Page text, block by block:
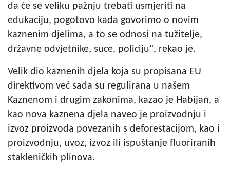
da će se veliku pažnju trebati usmjeriti na
edukaciju, pogotovo kada govorimo o novim
kaznenim djelima, a to se odnosi na tužitelje,
državne odvjetnike, suce, policiju", rekao je.
Velik dio kaznenih djela koja su propisana EU
direktivom već sada su regulirana u našem
Kaznenom i drugim zakonima, kazao je Habijan, a
kao nova kaznena djela naveo je proizvodnju i
izvoz proizvoda povezanih s deforestacijom, kao i
proizvodnju, uvoz, izvoz ili ispuštanje fluoriranih
stakleničkih plinova.